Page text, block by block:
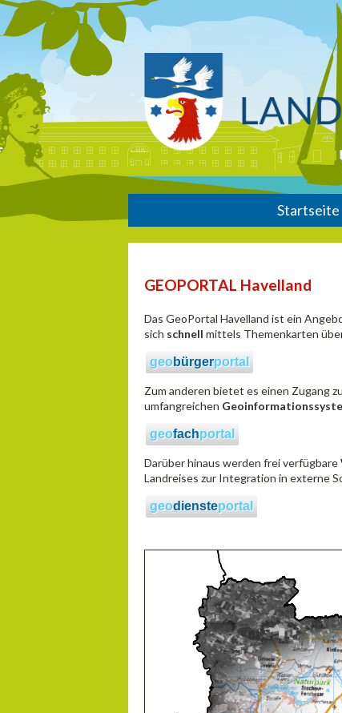
Startseite
GEOPORTAL Havelland
Das GeoPortal Havelland ist ein
sich schnell mittels Themenkarten
geo bürgerportal
Zum anderen bietet es einen Zugang
umfangreichen
geofachportal
Darüber hinaus werden frei verfügbare
Landreises zur Integration in externe
geodiensteportal